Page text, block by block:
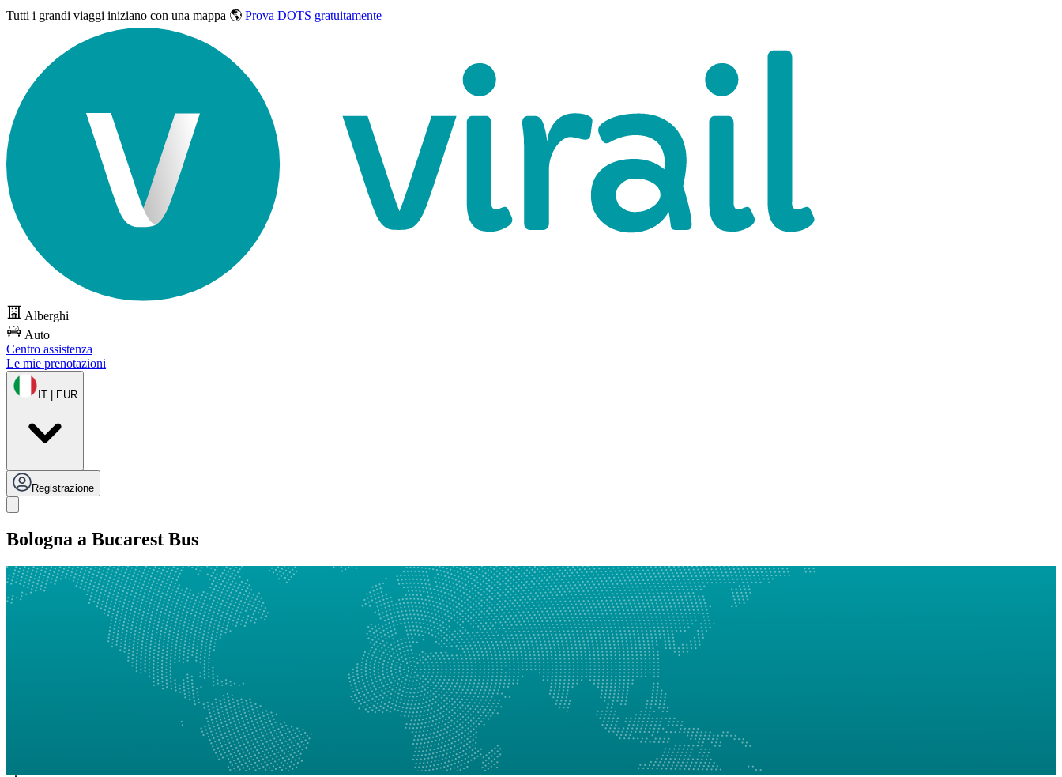
Tutti i grandi viaggi iniziano con una mappa 🌎 Prova DOTS gratuitamente
Alberghi
Auto
Centro assistenza
Le mie prenotazioni
IT | EUR
Registrazione
Bologna a Bucarest Bus